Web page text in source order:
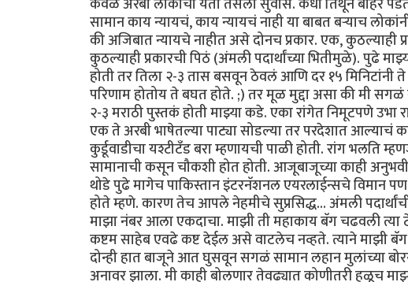
सामान काय न्यायचं, काय न्यायचं नाही या बाबत बर्‍याच
की अजिबात न्यायचे नाहीत असे दोनच प्रकार. एक, कुठल्याही
कुठल्याही प्रकारची पिठं (अंमली पदार्थांच्या भितीमुळे). पुढे
होती तर तिला २-३ तास बसवून ठेवलं आणि दर १५ मिनिटांनी
परिणाम होतोय ते बघत होते. ;) तर मूळ मुद्दा असा की मी
२-३ मराठी पुस्तकं होती माझ्या कडे. एका रांगेत निमूटपणे
एक ते अरबी भाषेतल्या पाट्या सोडल्या तर परदेशात आल्याचं
कुर्डूवाडीचा यश्टीटँड बरा म्हणायची पाळी होती. रांग
सामानाची कसून चौकशी होत होती. आजूबाजूच्या काही
थोडे पुढे मागेच पाकिस्तान इंटरनॅशनल एयरलाईन्सचे विमान
होते म्हणे. कारण तेच आपले नेहमीचे सुप्रसिद्ध... अंमली
माझा नंबर आला एकदाचा. माझी ती महाकाय बॅग चढवली त्या
कष्टम साहेब एवढे कष्ट देईल असे वाटलेच नव्हते. त्याने माझी
दोन्ही हात बाजूने आत घुसवून सगळं सामान लहान मुलांच्या
अनावर झाला. मी काही बोलणार तेवढ्यात कोणीतरी हळूच